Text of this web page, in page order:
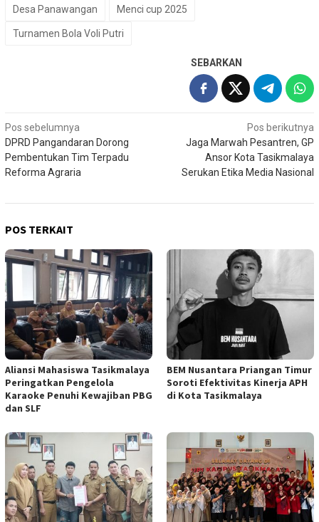
Desa Panawangan Menci cup 2025
Turnamen Bola Voli Putri
SEBARKAN
Navigasi
pos
Pos sebelumnya
DPRD Pangandaran Dorong
Pembentukan Tim Terpadu
Reforma Agraria
Pos berikutnya
Jaga Marwah Pesantren, GP
Ansor Kota Tasikmalaya
Serukan Etika Media Nasional
POS TERKAIT
Aliansi Mahasiswa Tasikmalaya
Peringatkan Pengelola
Karaoke Penuhi Kewajiban PBG
dan SLF
BEM Nusantara Priangan Timur
Soroti Efektivitas Kinerja APH
di Kota Tasikmalaya